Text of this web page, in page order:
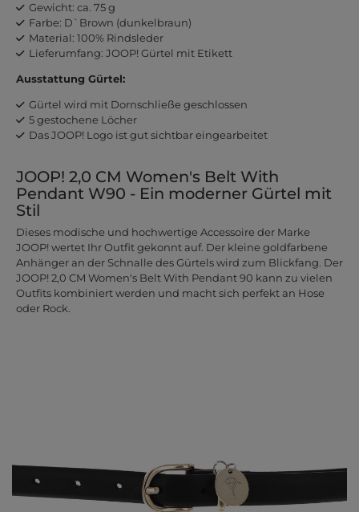
Gewicht: ca. 75 g
Farbe: D`Brown (dunkelbraun)
Material: 100% Rindsleder
Lieferumfang: JOOP! Gürtel mit Etikett
Ausstattung Gürtel:
Gürtel wird mit Dornschließe geschlossen
5 gestochene Löcher
Das JOOP! Logo ist gut sichtbar eingearbeitet
JOOP! 2,0 CM Women's Belt With
Pendant W90 - Ein moderner Gürtel mit
Stil
Dieses modische und hochwertige Accessoire der Marke
JOOP! wertet Ihr Outfit gekonnt auf. Der kleine goldfarbene
Anhänger an der Schnalle des Gürtels wird zum Blickfang. Der
JOOP! 2,0 CM Women's Belt With Pendant 90 kann zu vielen
Outfits kombiniert werden und macht sich perfekt an Hose
oder Rock.